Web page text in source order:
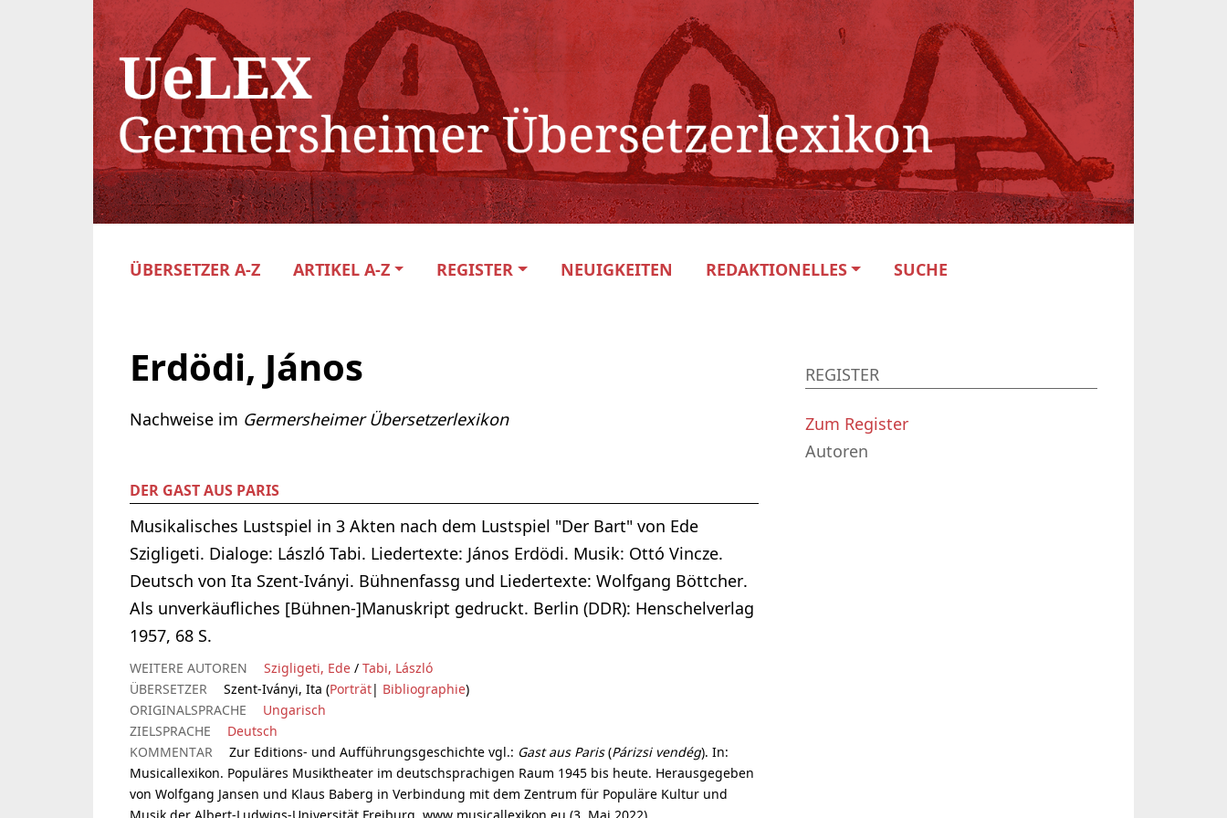
ÜBERSETZER A-Z ARTIKEL A-Z REGISTER NEUIGKEITEN REDAKTIONELLES SUCHE
Erdödi, János
Nachweise im Germersheimer Übersetzerlexikon
DER GAST AUS PARIS
Musikalisches Lustspiel in 3 Akten nach dem Lustspiel "Der Bart" von Ede
Szigligeti. Dialoge: László Tabi. Liedertexte: János Erdödi. Musik: Ottó Vincze.
Deutsch von Ita Szent-Iványi. Bühnenfassg und Liedertexte: Wolfgang Böttcher.
Als unverkäufliches [Bühnen-]Manuskript gedruckt. Berlin (DDR): Henschelverlag
1957, 68 S.
WEITERE AUTOREN Szigligeti, Ede / Tabi, László
ÜBERSETZER
Szent-Iványi, Ita (Porträt| Bibliographie)
ORIGINALSPRACHE
Ungarisch
ZIELSPRACHE
Deutsch
KOMMENTAR
Zur Editions- und Aufführungsgeschichte vgl.: Gast aus Paris(Párizsi vendég). In:
Musicallexikon. Populäres Musiktheater im deutschsprachigen Raum 1945 bis heute. Herausgegeben
von Wolfgang Jansen und Klaus Baberg in Verbindung mit dem Zentrum für Populäre Kultur und
REGISTER
Zum Register
Autoren